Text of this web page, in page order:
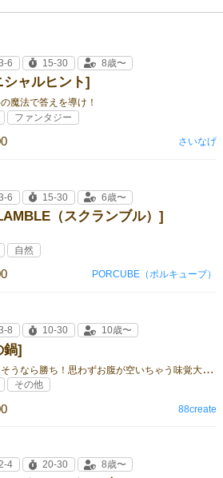
シャルヒント]
魔法で答えを導け！
6 15-30 8歳〜
ファンタジー
さいなげ
（スクランブル）]
6 15-30 6歳〜
自然
PORCUBE（ポルキューブ）
鍋]
美
味しそうなら勝ち！思わずお腹が空いちゃう味覚大喜利ゲーム
8 10-30 10歳〜
その他
88create
4 20-30 8歳〜